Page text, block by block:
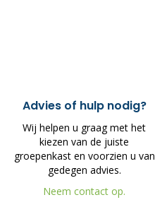
Advies of hulp nodig?
Wij helpen u graag met het
kiezen van de juiste
groepenkast en voorzien u van
gedegen advies.
Neem contact op.